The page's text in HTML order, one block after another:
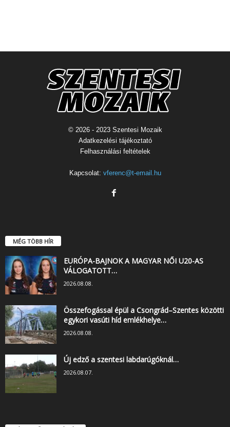
© 2026 - 2023 Szentesi Mozaik
Adatkezelési tájékoztató
Felhasználási feltételek
Kapcsolat: vferenc@t-email.hu
MÉG TÖBB HÍR
EURÓPA-BAJNOK A MAGYAR NŐI U20-AS
VÁLOGATOTT…
2026.08.08.
Összefogással épül a Csongrád–Szentes közötti
egykori vasúti híd emlékhelye…
2026.08.08.
Új edző a szentesi labdarúgóknál…
2026.08.07.